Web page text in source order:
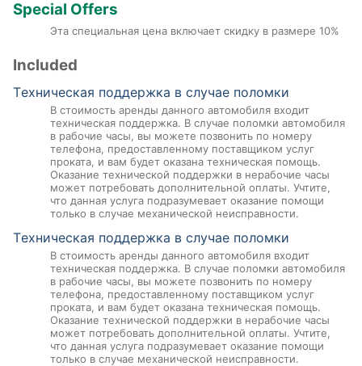
Special Offers
Эта специальная цена включает скидку в размере 10%
Included
Tехническая поддержка в случае поломки
В стоимость аренды данного автомобиля входит
техническая поддержка. В случае поломки автомобиля
в рабочие часы, вы можете позвонить по номеру
телефона, предоставленному поставщиком услуг
проката, и вам будет оказана техническая помощь.
Оказание технической поддержки в нерабочие часы
может потребовать дополнительной оплаты. Учтите,
что данная услуга подразумевает оказание помощи
только в случае механической неисправности.
Tехническая поддержка в случае поломки
В стоимость аренды данного автомобиля входит
техническая поддержка. В случае поломки автомобиля
в рабочие часы, вы можете позвонить по номеру
телефона, предоставленному поставщиком услуг
проката, и вам будет оказана техническая помощь.
Оказание технической поддержки в нерабочие часы
может потребовать дополнительной оплаты. Учтите,
что данная услуга подразумевает оказание помощи
только в случае механической неисправности.